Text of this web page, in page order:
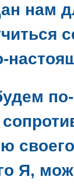
нам
по-
своего
Я,